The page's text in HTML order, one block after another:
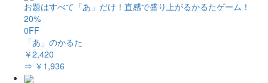
お題はすべて「あ」だけ！直感で盛り上がるかるたゲーム！
20%
0FF
「あ」のかるた
￥2,420
⇒ ￥1,936